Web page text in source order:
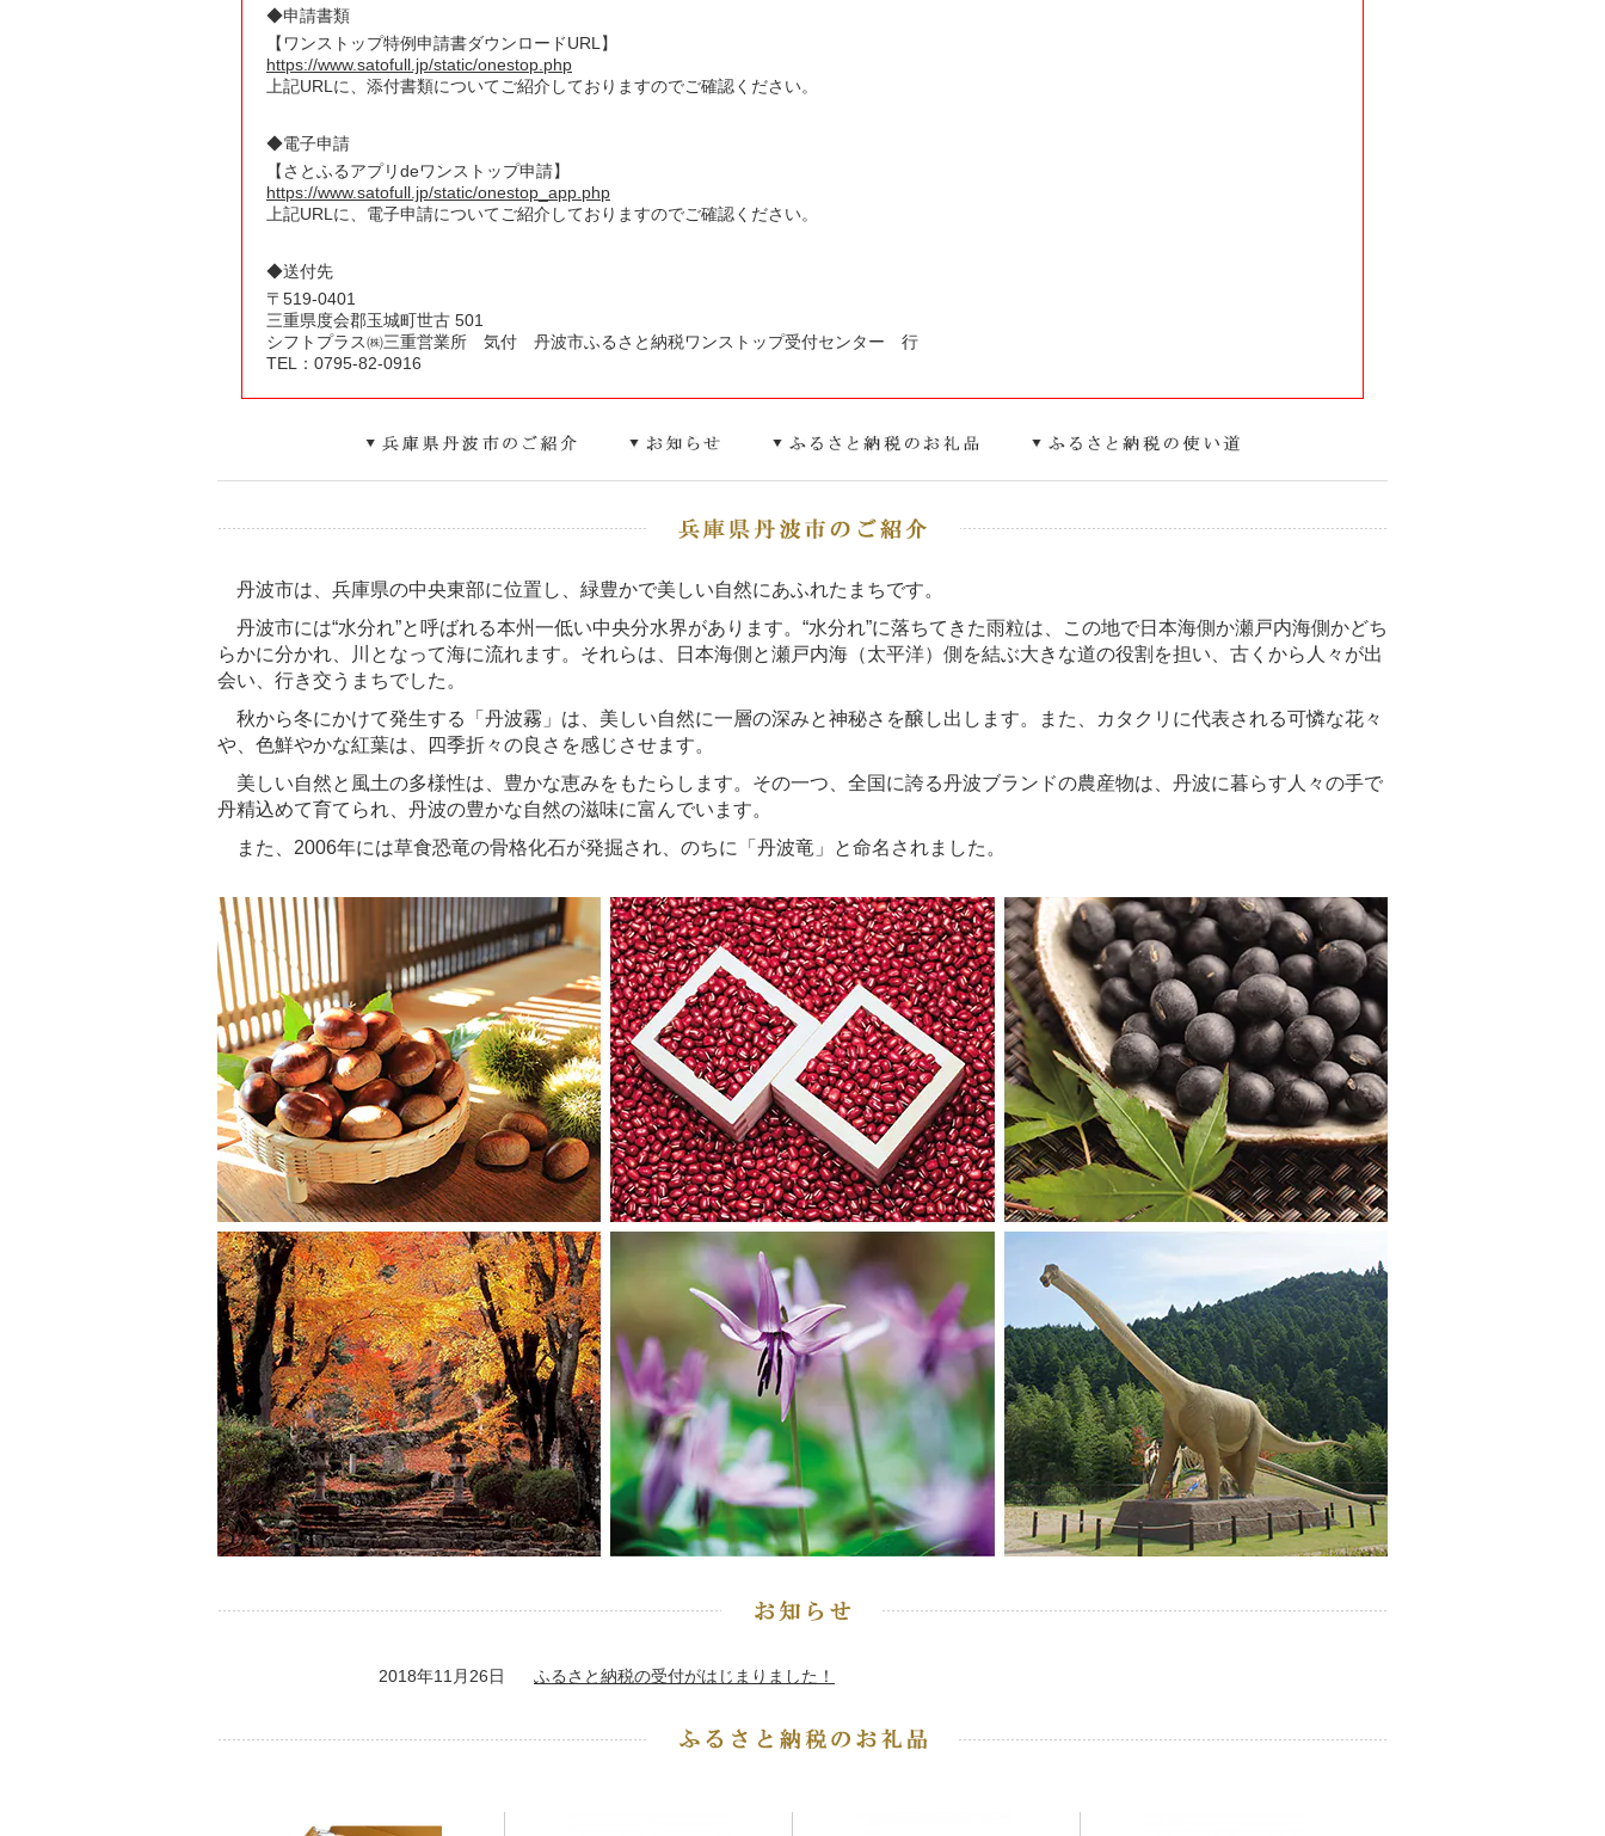
◆申請書類
【ワンストップ特例申請書ダウンロードURL】
https://www.satofull.jp/static/onestop.php
上記URLに、添付書類についてご紹介しておりますのでご確認ください。
◆電子申請
【さとふるアプリdeワンストップ申請】
https://www.satofull.jp/static/onestop_app.php
上記URLに、電子申請についてご紹介しておりますのでご確認ください。
◆送付先
〒 519-0401
三重県度会郡玉城町世古 501
シフトプラス㈱三重営業所 気付 丹波市ふるさと納税ワンストップ受付センター 行
TEL：0795-82-0916
丹波市は、兵庫県の中央東部に位置し、緑豊かで美しい自然にあふれたまちです。
丹波市には“水分れ”と呼ばれる本州一低い中央分水界があります。“水分れ”に落ちてきた雨粒は、この地で日本海側か瀬戸内海側かどち
らかに分かれ、川となって海に流れます。それらは、日本海側と瀬戸内海（太平洋）側を結ぶ大きな道の役割を担い、古くから人々が出
会い、行き交うまちでした。
秋から冬にかけて発生する「丹波霧」は、美しい自然に一層の深みと神秘さを醸し出します。また、カタクリに代表される可憐な花々
や、色鮮やかな紅葉は、四季折々の良さを感じさせます。
美しい自然と風土の多様性は、豊かな恵みをもたらします。その一つ、全国に誇る丹波ブランドの農産物は、丹波に暮らす人々の手で
丹精込めて育てられ、丹波の豊かな自然の滋味に富んでいます。
また、2006年には草食恐竜の骨格化石が発掘され、のちに「丹波竜」と命名されました。
2018年11月26日 ふるさと納税の受付がはじまりました！